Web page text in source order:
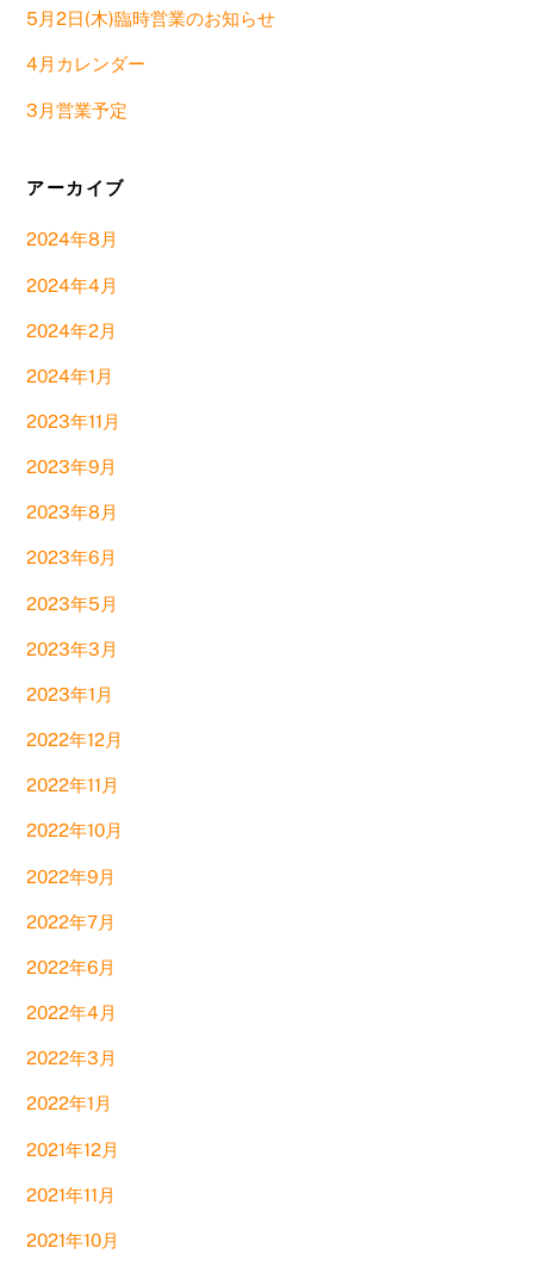
5月2日(木)臨時営業のお知らせ
4月カレンダー
3月営業予定
アーカイブ
2024年8月
2024年4月
2024年2月
2024年1月
2023年11月
2023年9月
2023年8月
2023年6月
2023年5月
2023年3月
2023年1月
2022年12月
2022年11月
2022年10月
2022年9月
2022年7月
2022年6月
2022年4月
2022年3月
2022年1月
2021年12月
2021年11月
2021年10月